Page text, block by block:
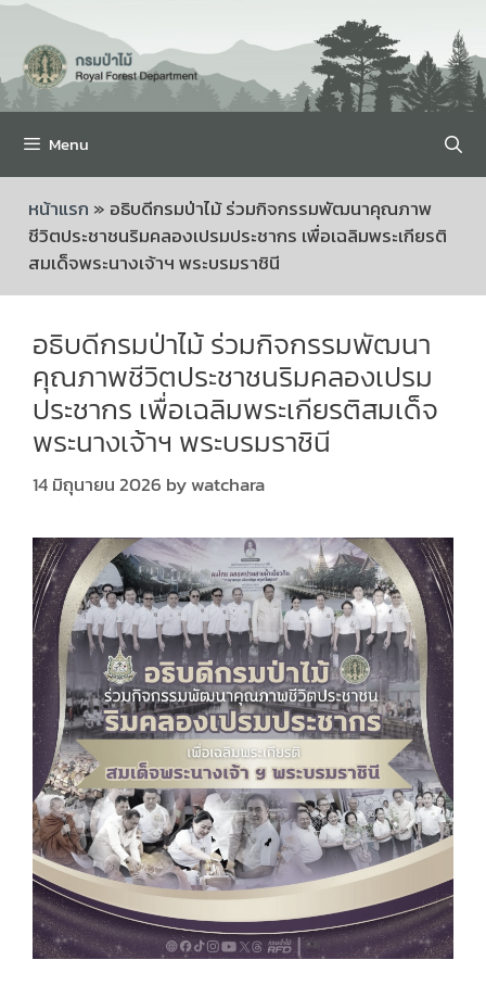
Menu
หน้าแรก » อธิบดีกรมป่าไม้ ร่วมกิจกรรมพัฒนาคุณภาพ
ชีวิตประชาชนริมคลองเปรมประชากร เพื่อเฉลิมพระเกียรติ
สมเด็จพระนางเจ้าฯ พระบรมราชินี
อธิบดีกรมป่าไม้ ร่วมกิจกรรมพัฒนา
คุณภาพชีวิตประชาชนริมคลองเปรม
ประชากร เพื่อเฉลิมพระเกียรติสมเด็จ
พระนางเจ้าฯ พระบรมราชินี
14 มิถุนายน 2026 bywatchara